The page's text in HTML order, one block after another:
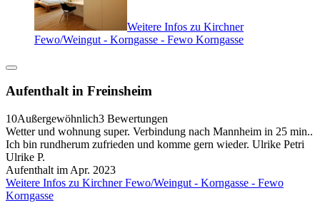
Weitere Infos zu Kirchner
Fewo/Weingut - Korngasse - Fewo Korngasse
Aufenthalt in Freinsheim
10Außergewöhnlich3 Bewertungen
Wetter und wohnung super. Verbindung nach Mannheim in 25 min..
Ich bin rundherum zufrieden und komme gern wieder. Ulrike Petri
Ulrike P.
Aufenthalt im Apr. 2023
Weitere Infos zu Kirchner Fewo/Weingut - Korngasse - Fewo
Korngasse